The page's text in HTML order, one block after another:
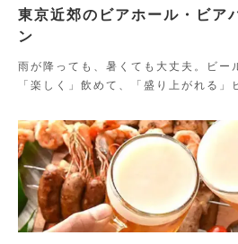
東京近郊のビアホール・ビア
ン
雨が降っても、暑くても大丈夫。ビー
「楽しく」飲めて、「盛り上がれる」